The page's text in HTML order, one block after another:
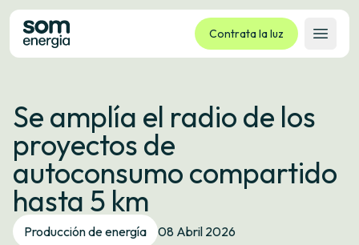
Contrata la luz
Abrir
Tarifas
Servicios
Empresas
La cooperativa
Contacto
Trámites
Se amplía el radio de los
proyectos de
autoconsumo compartido
hasta 5 km
Producción de energía 08 Abril 2026